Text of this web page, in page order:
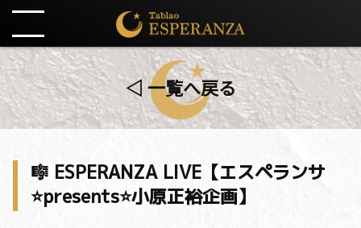
◁ 一覧へ戻る
🎼 ESPERANZA LIVE【エスペランサ
⭐️presents⭐️小原正裕企画】